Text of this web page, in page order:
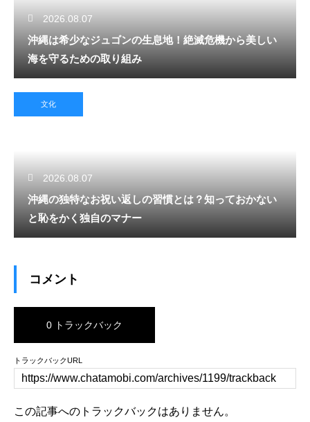
2026.08.07
沖縄は希少なジュゴンの生息地！絶滅危機から美しい
海を守るための取り組み
文化
2026.08.07
沖縄の独特なお祝い返しの習慣とは？知っておかない
と恥をかく独自のマナー
コメント
0 トラックバック
トラックバックURL
この記事へのトラックバックはありません。